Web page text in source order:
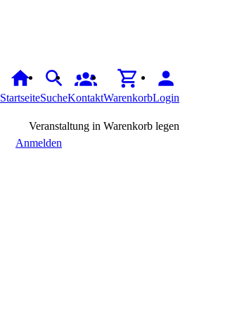
StartseiteSucheKontaktWarenkorbLogin
Veranstaltung in Warenkorb legen
Anmelden